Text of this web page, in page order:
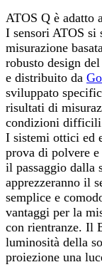
ATOS Q è adatto
I sensori ATOS si
misurazione
robusto design
e distribuito da
sviluppato
risultati di
condizioni
I sistemi ottici ed
prova di polvere
il passaggio dalla
apprezzeranno il
semplice e
vantaggi per la
con rientranze. Il
luminosità della
proiezione una